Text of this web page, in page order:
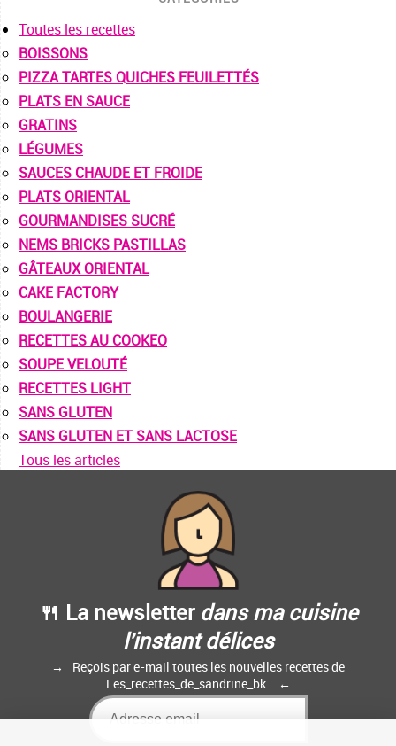
Toutes les recettes
BOISSONS
PIZZA TARTES QUICHES FEUILETTÉS
PLATS EN SAUCE
GRATINS
LÉGUMES
SAUCES CHAUDE ET FROIDE
PLATS ORIENTAL
GOURMANDISES SUCRÉ
NEMS BRICKS PASTILLAS
GÂTEAUX ORIENTAL
CAKE FACTORY
BOULANGERIE
RECETTES AU COOKEO
SOUPE VELOUTÉ
RECETTES LIGHT
SANS GLUTEN
SANS GLUTEN ET SANS LACTOSE
Tous les articles
🍴 La newsletter dans ma cuisine
l'instant délices
Reçois par e-mail toutes les nouvelles recettes de
Les_recettes_de_sandrine_bk.